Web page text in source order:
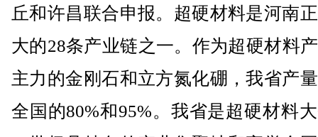
丘和许昌联合申报。超硬材料是河南
大的28条产业链之一。作为超硬材料
主力的金刚石和立方氮化硼，我省产
全国的80%和95%。我省是超硬材料